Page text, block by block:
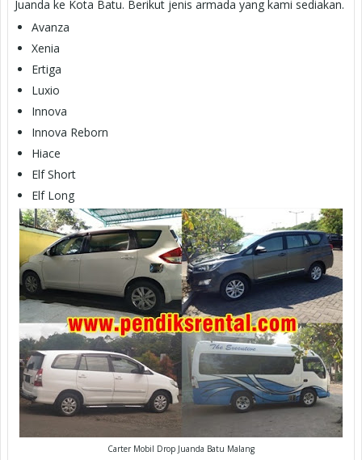
Juanda ke Kota Batu. Berikut jenis armada yang kami sediakan.
Avanza
Xenia
Ertiga
Luxio
Innova
Innova Reborn
Hiace
Elf Short
Elf Long
Carter Mobil Drop Juanda Batu Malang